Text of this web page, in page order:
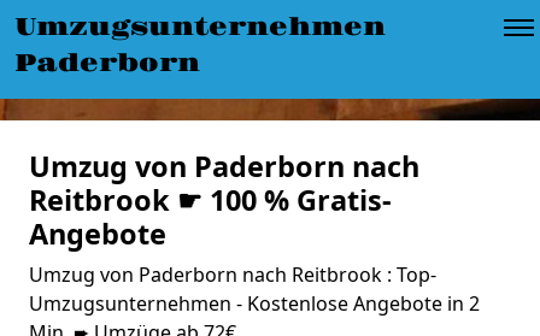
Umzugsunternehmen
Paderborn
Umzug von Paderborn nach
Reitbrook ☛ 100 % Gratis-
Angebote
Umzug von Paderborn nach Reitbrook : Top-
Umzugsunternehmen - Kostenlose Angebote in 2